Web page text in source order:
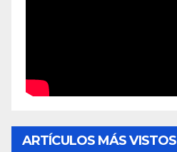
ARTÍCULOS MÁS VISTOS